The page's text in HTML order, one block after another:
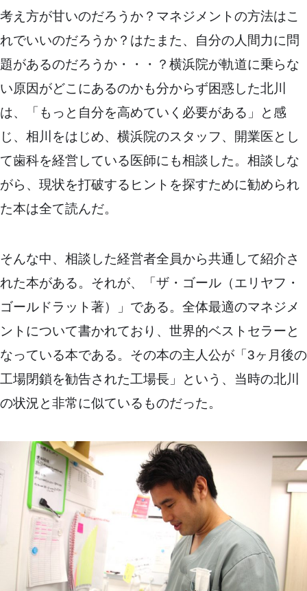
考え方が甘いのだろうか？マネジメントの方法はこ
れでいいのだろうか？はたまた、自分の人間力に問
題があるのだろうか・・・？横浜院が軌道に乗らな
い原因がどこにあるのかも分からず困惑した北川
は、「もっと自分を高めていく必要がある」と感
じ、相川をはじめ、横浜院のスタッフ、開業医とし
て歯科を経営している医師にも相談した。相談しな
がら、現状を打破するヒントを探すために勧められ
た本は全て読んだ。
そんな中、相談した経営者全員から共通して紹介さ
れた本がある。それが、「ザ・ゴール（エリヤフ・
ゴールドラット著）」である。全体最適のマネジメ
ントについて書かれており、世界的ベストセラーと
なっている本である。その本の主人公が「3ヶ月後の
工場閉鎖を勧告された工場長」という、当時の北川
の状況と非常に似ているものだった。